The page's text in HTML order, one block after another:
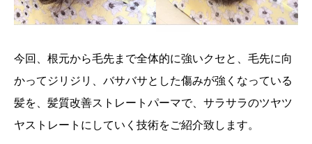
今回、根元から毛先まで全体的に強いクセと、毛先に向
かってジリジリ、バサバサとした傷みが強くなっている
髪を、髪質改善ストレートパーマで、サラサラのツヤツ
ヤストレートにしていく技術をご紹介致します。